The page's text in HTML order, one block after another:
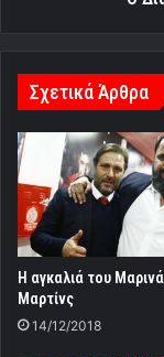
Σχετικά Άρθρα
Η αγκαλιά του
Μαρτίνς
14/12/2018